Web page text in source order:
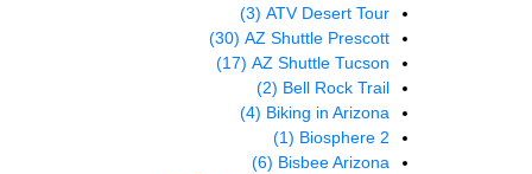
ATV Desert Tour
(3)
AZ Shuttle Prescott
(30)
AZ Shuttle Tucson
(17)
Bell Rock Trail
(2)
Biking in Arizona
(4)
Biosphere 2
(1)
Bisbee Arizona
(6)